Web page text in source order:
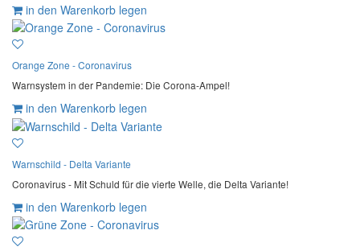
in den Warenkorb legen
Orange Zone - Coronavirus
Warnsystem in der Pandemie: Die Corona-Ampel!
in den Warenkorb legen
Warnschild - Delta Variante
Coronavirus - Mit Schuld für die vierte Welle, die Delta Variante!
in den Warenkorb legen